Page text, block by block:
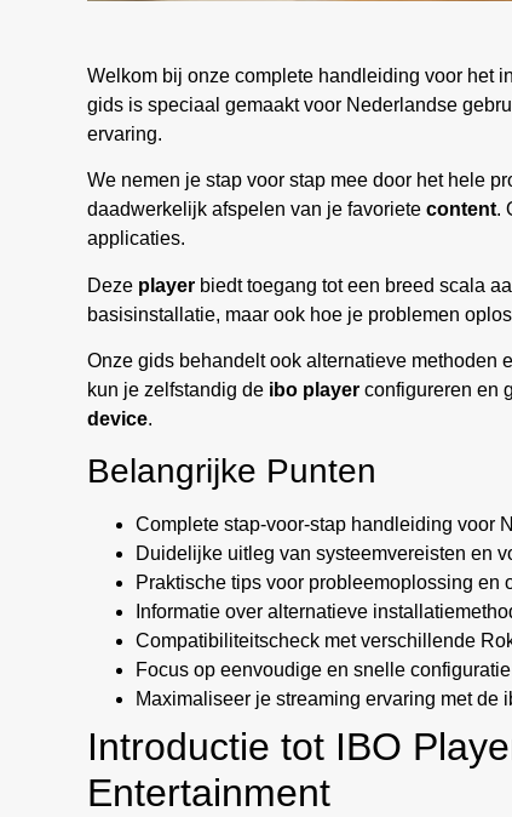
Welkom bij onze complete handleiding voor het
gids is speciaal gemaakt voor Nederlandse
ervaring.
We nemen je stap voor stap mee door het hele
daadwerkelijk afspelen van je favoriete content.
applicaties.
Deze player biedt toegang tot een breed scala
basisinstallatie, maar ook hoe je problemen
Onze gids behandelt ook alternatieve methoden
kun je zelfstandig de ibo player configureren en
device.
Belangrijke Punten
Complete stap-voor-stap handleiding voor
Duidelijke uitleg van systeemvereisten en
Praktische tips voor probleemoplossing en
Informatie over alternatieve
Compatibiliteitscheck met verschillende
Focus op eenvoudige en snelle configuratie
Maximaliseer je streaming ervaring met de
Introductie tot IBO
Entertainment